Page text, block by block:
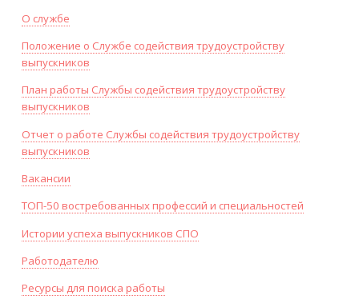
О службе
Положение о Службе содействия трудоустройству
выпускников
План работы Службы содействия трудоустройству
выпускников
Отчет о работе Службы содействия трудоустройству
выпускников
Вакансии
ТОП-50 востребованных профессий и специальностей
Истории успеха выпускников СПО
Работодателю
Ресурсы для поиска работы